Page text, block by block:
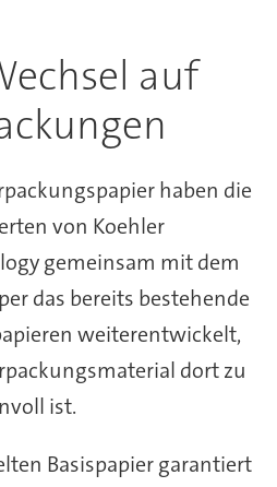
auf
haben die
von Koehler
gemeinsam mit dem
das bereits bestehende
weiterentwickelt,
dort zu
ist.
Basispapier garantiert